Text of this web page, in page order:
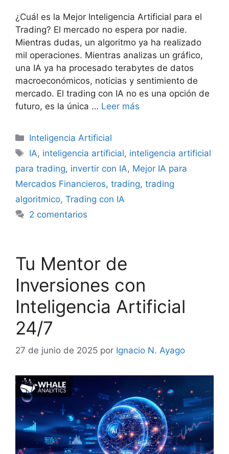
¿Cuál es la Mejor Inteligencia Artificial para el
Trading? El mercado no espera por nadie.
Mientras dudas, un algoritmo ya ha realizado
mil operaciones. Mientras analizas un gráfico,
una IA ya ha procesado terabytes de datos
macroeconómicos, noticias y sentimiento de
mercado. El trading con IA no es una opción de
futuro, es la única … Leer más
Categorías
Inteligencia Artificial
Etiquetas
IA, inteligencia artificial, inteligencia artificial
para trading, invertir con IA, Mejor IA para
Mercados Financieros, trading, trading
algoritmico, Trading con IA
2 comentarios
Tu Mentor de
Inversiones con
Inteligencia Artificial
24/7
27 de junio de 2025 por Ignacio N. Ayago